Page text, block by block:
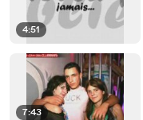
4:51
7:43